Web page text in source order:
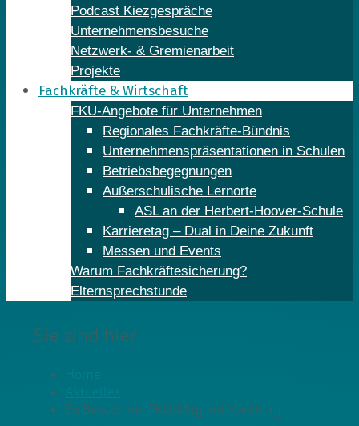
Podcast Kiezgespräche
Unternehmensbesuche
Netzwerk- & Gremienarbeit
Projekte
Fachkräfte & Wirtschaft
FKU-Angebote für Unternehmen
Regionales Fachkräfte-Bündnis
Unternehmenspräsentationen in Schulen
Betriebsbegegnungen
Außerschulische Lernorte
ASL an der Herbert-Hoover-Schule
Karrieretag – Dual in Deine Zukunft
Messen und Events
Warum Fachkräftesicherung?
Elternsprechstunde
Sie sind hier:
Zu Besuch bei FKU-Mitglied Markburg